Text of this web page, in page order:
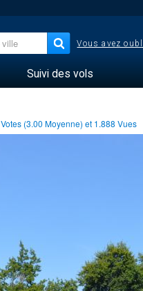
Vous avez
Suivi des vols
Votes (3.00 Moyenne) et 1.888 Vues